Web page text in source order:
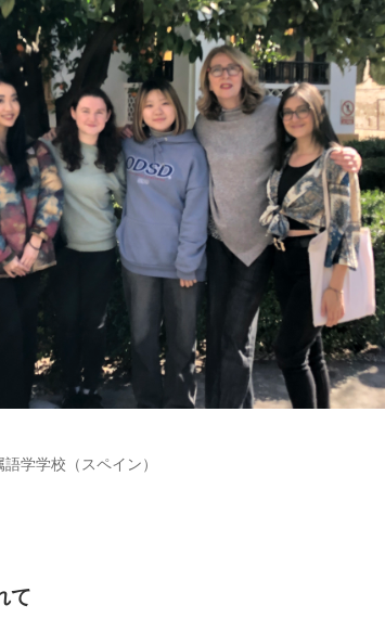
学学校（スペイン）
て